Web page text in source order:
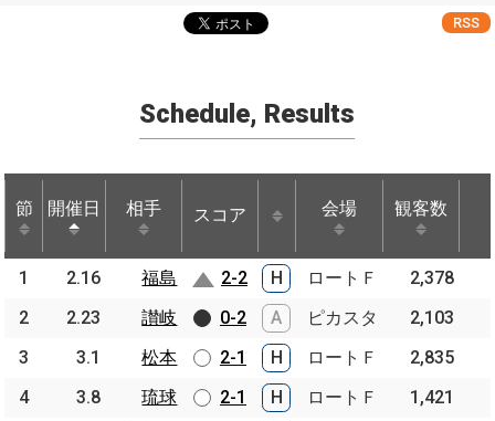
RSS
Schedule, Results
節 開催日 相手 スコア 会場 観客数
節 開催日 相手 スコア 会場 観客数
1 2.16 福島 2-2 H ロートＦ
2,378
2
2.23 讃岐 0-2 A ピカスタ
2,103
3
3.1 松本 2-1 H ロートＦ
2,835
4
3.8 琉球 2-1 H ロートＦ
1,421
節 開催日 相手
1 2.16
福島
2
2.23
讃岐
3
3.1
松本
4
3.8
琉球